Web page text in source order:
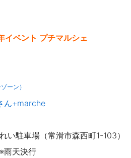
ベント プチマルシェ
ーン）
ん+marche
い駐車場（常滑市森西町1-103）
雨天決行